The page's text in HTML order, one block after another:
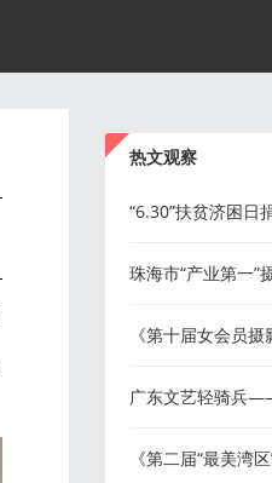
热文观察
“6.30”扶贫济困日
珠海市“产业第一”
《第十届女会员
广东文艺轻骑兵
分队走进前山福利
《第二届“最美